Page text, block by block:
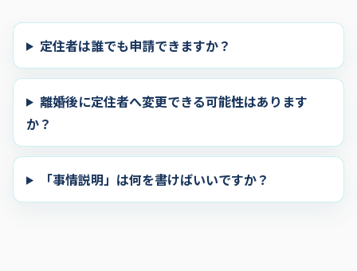
定住者は誰でも申請できますか？
離婚後に定住者へ変更できる可能性はあります
か？
「事情説明」は何を書けばいいですか？